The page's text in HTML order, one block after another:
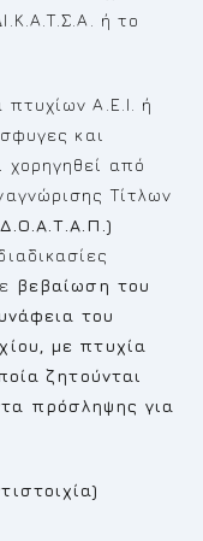
ή το
Α.Ε.Ι. ή
και
χορηγηθεί από
Τίτλων
βεβαίωση του
του
με πτυχία
ζητούνται
πρόσληψης για